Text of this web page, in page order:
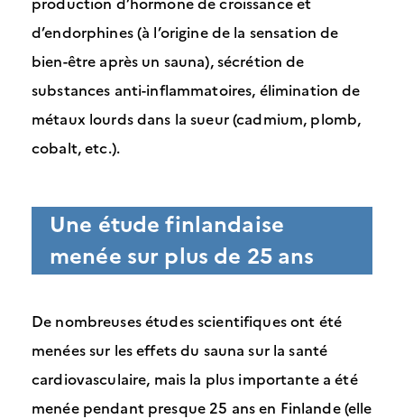
d’endorphines (à l’origine de la sensation de
bien-être après un sauna), sécrétion de
substances anti-inflammatoires, élimination de
métaux lourds dans la sueur (cadmium, plomb,
cobalt, etc.).
Une étude finlandaise
menée sur plus de 25 ans
De nombreuses études scientifiques ont été
menées sur les effets du sauna sur la santé
cardiovasculaire, mais la plus importante a été
menée pendant presque 25 ans en Finlande (elle